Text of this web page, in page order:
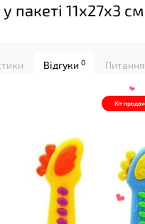
пакеті 11х27х3 см
Відгуки 0
Хіт
❤